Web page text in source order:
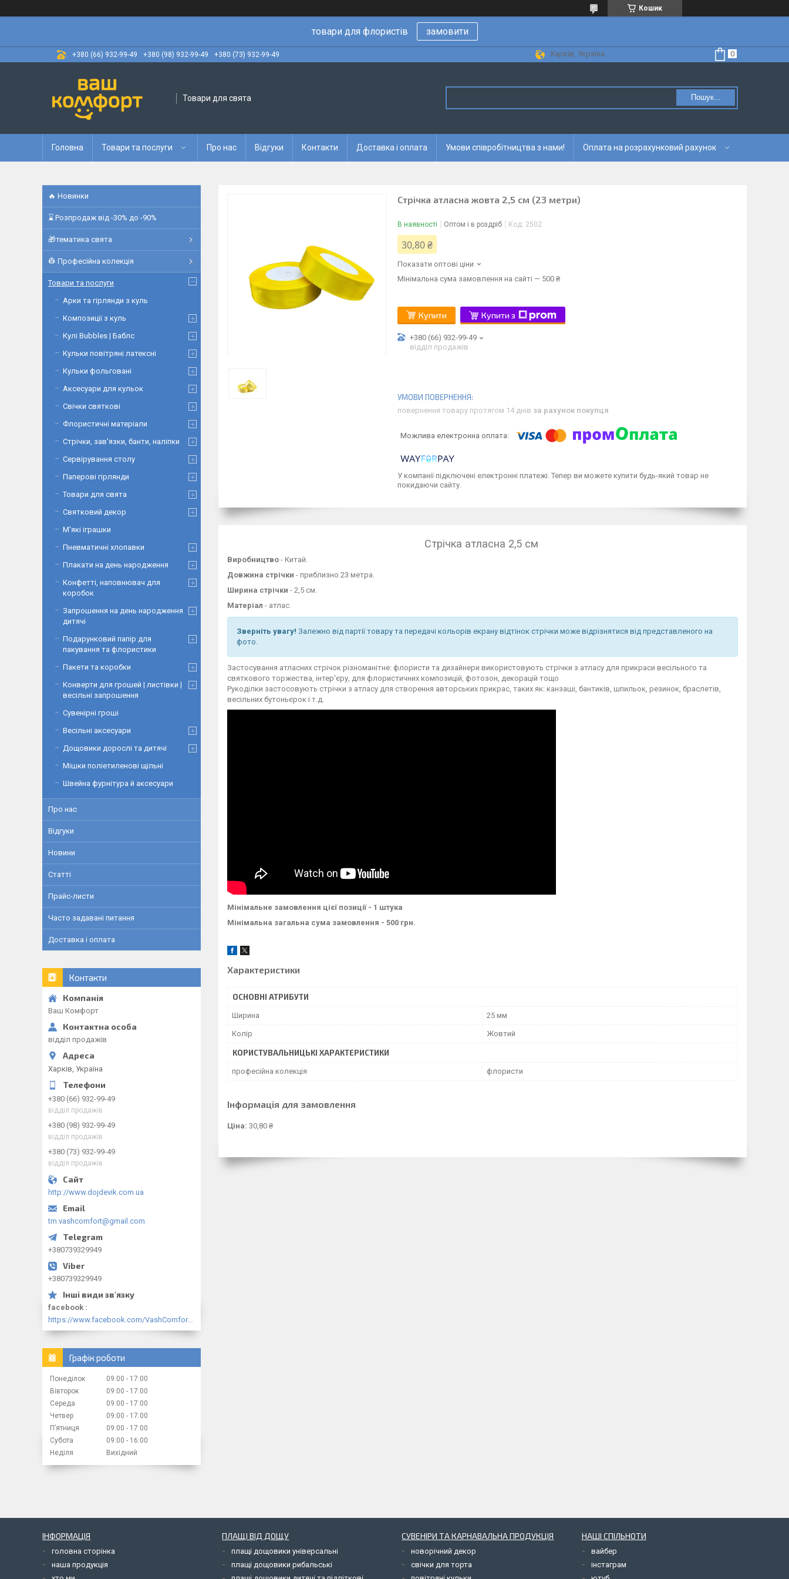
Кошик
товари для флористів замовити
+380 (66) 932-99-49 +380 (98) 932-99-49 +380 (73) 932-99-49 Харків, Україна
Товари для свята Пошук...
Головна Товари та послуги Про нас Відгуки Контакти Доставка і оплата Умови співробітництва з нами! Оплата на розрахунковий рахунок
Стрічка атласна жовта 2,5 см (23 метри)
В наявності Оптом і в роздріб Код: 2502
30,80 ₴
Показати оптові ціни
Мінімальна сума замовлення на сайті — 500 ₴
Купити Купити з
+380 (66) 932-99-49
відділ продажів
повернення товару протягом 14 днів за рахунок покупця
У компанії підключені електронні платежі. Тепер ви можете купити будь-який товар не
покидаючи сайту.
Стрічка атласна 2,5 см
Виробництво - Китай.
Довжина стрічки - приблизно 23 метра.
Ширина стрічки - 2,5 см.
Матеріал - атлас.
Зверніть увагу! Залежно від партії товару та передачі кольорів екрану відтінок стрічки може відрізнятися від представленого на
фото.
Застосування атласних стрічок різноманітне: флористи та дизайнери використовують стрічки з атласу для прикраси весільного та
святкового торжества, інтер'єру, для флористичних композицій, фотозон, декорацій тощо
Рукоділки застосовують стрічки з атласу для створення авторських прикрас, таких як: канзаші, бантиків, шпильок, резинок, браслетів,
весільних бутоньєрок і т.д.
Мінімальне замовлення цієї позиції - 1 штука
Мінімальна загальна сума замовлення - 500 грн.
Характеристики
ОСНОВНІ АТРИБУТИ
Ширина 25 мм
Колір Жовтий
КОРИСТУВАЛЬНИЦЬКІ ХАРАКТЕРИСТИКИ
професійна колекція флористи
Інформація для замовлення
Ціна: 30,80 ₴
🔥 Новинки
⌛ Розпродаж від -30% до -90%
🎁тематика свята
👷 Професійна колекція
Товари та послуги
Арки та гірлянди з куль
Композиції з куль
Кулі Bubbles | Баблс
Кульки повітряні латексні
Кульки фольговані
Аксесуари для кульок
Свічки святкові
Флористичні матеріали
Стрічки, зав'язки, банти, наліпки
Сервірування столу
Паперові гірлянди
Товари для свята
Святковий декор
М'які іграшки
Пневматичні хлопавки
Плакати на день народження
Конфетті, наповнювач для
коробок
Запрошення на день народження
дитячі
Подарунковий папір для
пакування та флористики
Пакети та коробки
Конверти для грошей | листівки |
весільні запрошення
Сувенірні гроші
Весільні аксесуари
Дощовики дорослі та дитячі
Мішки поліетиленові щільні
Швейна фурнітура й аксесуари
Про нас
Відгуки
Новини
Статті
Прайс-листи
Часто задавані питання
Доставка і оплата
Контакти
Ваш Комфорт
відділ продажів
Харків, Україна
+380 (66) 932-99-49
відділ продажів
+380 (98) 932-99-49
відділ продажів
+380 (73) 932-99-49
відділ продажів
http://www.dojdevik.com.ua
tm.vashcomfort@gmail.com
+380739329949
+380739329949
facebook
https://www.facebook.com/VashComfort.ua/
Графік роботи
Понеділок 09:00
17:00
Вівторок
09:00
17:00
Середа
09:00
17:00
Четвер
09:00
17:00
Пʼятниця
09:00
17:00
Субота
09:00
16:00
Неділя
Вихідний
ІНФОРМАЦІЯ
головна сторінка
наша продукція
ПЛАЩІ ВІД ДОЩУ
плащі дощовики універсальні
плащі дощовики рибальські
СУВЕНІРИ ТА КАРНАВАЛЬНА ПРОДУКЦІЯ
новорічний декор
свічки для торта
НАШІ СПІЛЬНОТИ
вайбер
інстаграм